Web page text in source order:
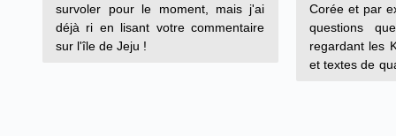
lasser. C'est un vrai trésor à avoir
absolument dans sa bibliothèque
que l'on soit fan de ce pays ou juste
survoler pour le moment, mais j'ai
déjà ri en lisant votre commentaire
sur l'île de Jeju !
Corée et par
questions
regardant les
et textes de